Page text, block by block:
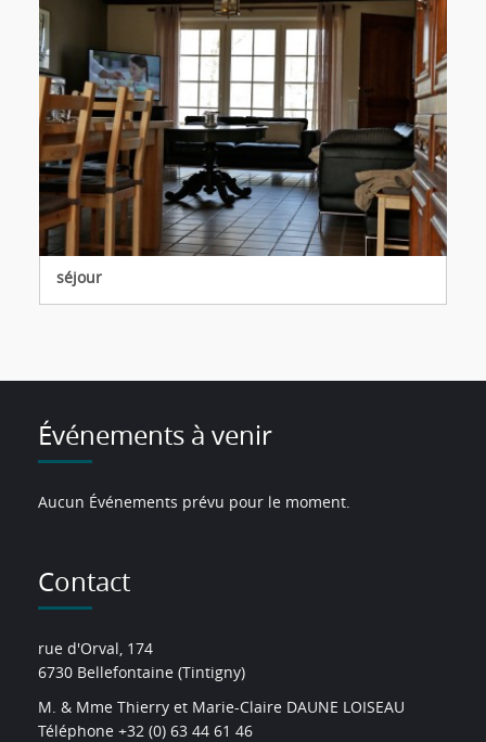
séjour
Événements à venir
Aucun Événements prévu pour le moment.
Contact
rue d'Orval, 174
6730 Bellefontaine (Tintigny)
M. & Mme Thierry et Marie-Claire DAUNE LOISEAU
Téléphone +32 (0) 63 44 61 46